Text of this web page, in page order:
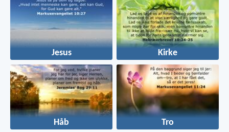
Jesus Kirke
Håb Tro